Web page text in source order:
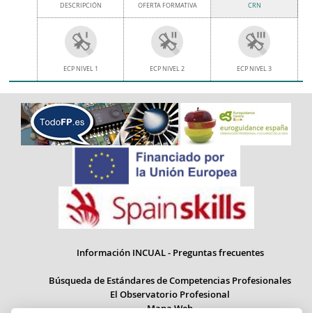
DESCRIPCIÓN OFERTA FORMATIVA CRN
ECP NIVEL 1 ECP NIVEL 2 ECP NIVEL 3
Información INCUAL - Preguntas frecuentes
Búsqueda de Estándares de Competencias Profesionales
El Observatorio Profesional
Mapa Web